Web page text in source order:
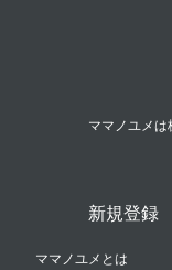
ママノユメ
新規登録
ママノユメとは